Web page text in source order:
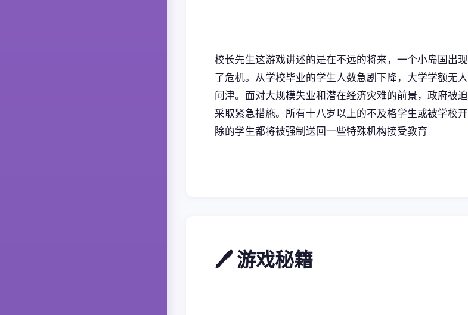
校长先生这游戏讲述的是在不远的将来，一个小岛国出现
了危机。从学校毕业的学生人数急剧下降，大学学额无人
问津。面对大规模失业和潜在经济灾难的前景，政府被迫
采取紧急措施。所有十八岁以上的不及格学生或被学校开
除的学生都将被强制送回一些特殊机构接受教育
🖊️ 游戏秘籍